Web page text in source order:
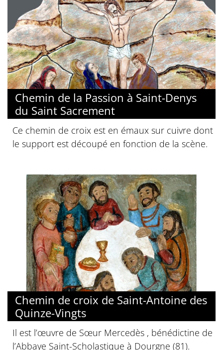
Chemin de la Passion à Saint-Denys
du Saint Sacrement
Ce chemin de croix est en émaux sur cuivre dont
le support est découpé en fonction de la scène.
Chemin de croix de Saint-Antoine des
Quinze-Vingts
Il est l’œuvre de Sœur Mercedès , bénédictine de
l’Abbaye Saint-Scholastique à Dourgne (81).